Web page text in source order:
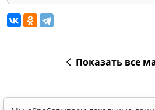
Показать все